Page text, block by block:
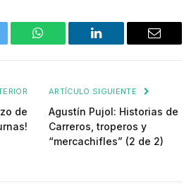
WhatsApp LinkedIn Email
de
ARTÍCULO SIGUIENTE
Agustín Pujol: Historias de
Carreros, troperos y
“mercachifles” (2 de 2)